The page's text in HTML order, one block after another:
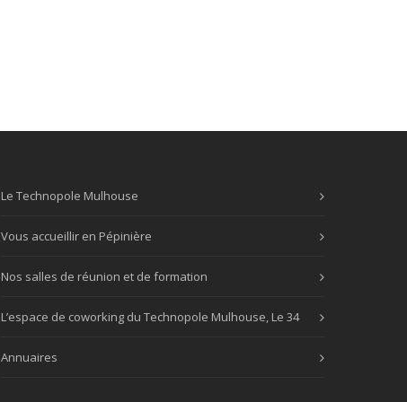
Le Technopole Mulhouse
Vous accueillir en Pépinière
Nos salles de réunion et de formation
L’espace de coworking du Technopole Mulhouse, Le 34
Annuaires